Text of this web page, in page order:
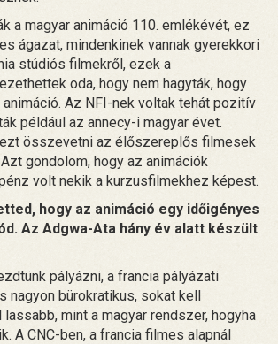
a magyar animáció 110. emlékévét, ez
ágazat, mindenkinek vannak gyerekkori
stúdiós filmekről, ezek a
oda, hogy nem hagyták, hogy
animáció. Az NFI-nek voltak tehát pozitív
például az annecy-i magyar évet.
összevetni az élőszereplős filmesek
gondolom, hogy az animációk
volt nekik a kurzusfilmekhez képest.
hogy az animáció egy időigényes
Az Adgwa-Ata hány év alatt készült
pályázni, a francia pályázati
nagyon bürokratikus, sokat kell
lassabb, mint a magyar rendszer, hogyha
A CNC-ben, a francia filmes alapnál